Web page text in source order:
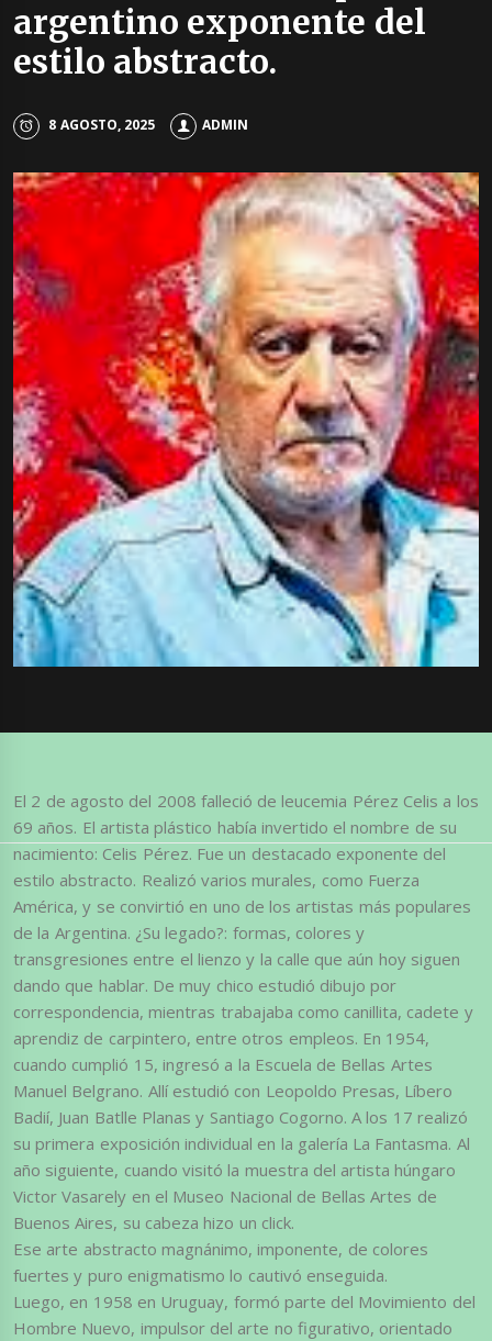
argentino exponente del
estilo abstracto.
8 AGOSTO, 2025 ADMIN
El 2 de agosto del 2008 falleció de leucemia Pérez Celis a los
69 años. El artista plástico había invertido el nombre de su
nacimiento: Celis Pérez. Fue un destacado exponente del
estilo abstracto. Realizó varios murales, como Fuerza
América, y se convirtió en uno de los artistas más populares
de la Argentina. ¿Su legado?: formas, colores y
transgresiones entre el lienzo y la calle que aún hoy siguen
dando que hablar. De muy chico estudió dibujo por
correspondencia, mientras trabajaba como canillita, cadete y
aprendiz de carpintero, entre otros empleos. En 1954,
cuando cumplió 15, ingresó a la Escuela de Bellas Artes
Manuel Belgrano. Allí estudió con Leopoldo Presas, Líbero
Badií, Juan Batlle Planas y Santiago Cogorno. A los 17 realizó
su primera exposición individual en la galería La Fantasma. Al
año siguiente, cuando visitó la muestra del artista húngaro
Victor Vasarely en el Museo Nacional de Bellas Artes de
Buenos Aires, su cabeza hizo un click.
Ese arte abstracto magnánimo, imponente, de colores
fuertes y puro enigmatismo lo cautivó enseguida.
Luego, en 1958 en Uruguay, formó parte del Movimiento del
Hombre Nuevo, impulsor del arte no figurativo, orientado